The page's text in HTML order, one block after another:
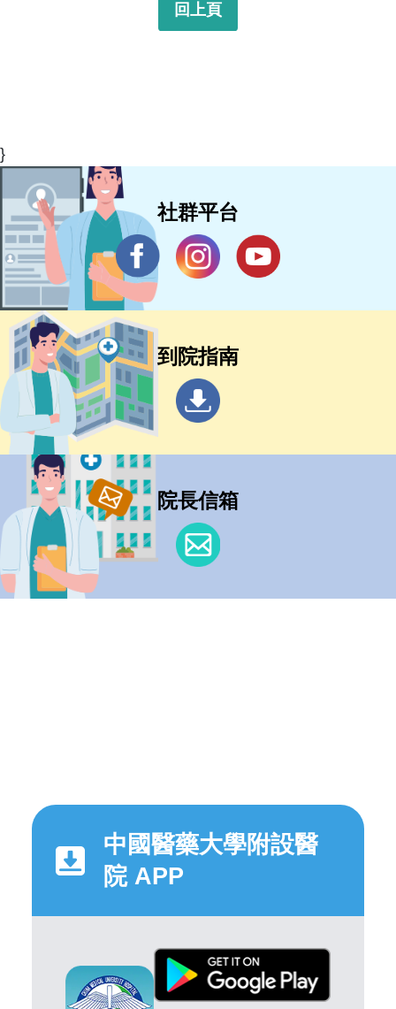
回上頁
}
社群平台
到院指南
院長信箱
中國醫藥大學附設醫
院 APP